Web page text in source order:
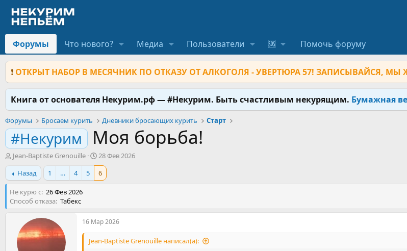
Форумы Что нового? Медиа Пользователи 🆘 Помочь форуму
❗ ОТКРЫТ НАБОР В МЕСЯЧНИК ПО ОТКАЗУ ОТ АЛКОГОЛЯ - УВЕРТЮРА 57! ЗАПИСЫВАЙСЯ, МЫ
Книга от основателя Некурим.рф — #Некурим. Быть счастливым некурящим. Бумажная
Форумы Бросаем курить Дневники бросающих курить Старт
#Некурим Моя борьба!
А
в
т
о
р
т
е
Jean-Baptiste Grenouille
Д
а
т
а
ч
а
а
28 Фев 2026
Назад
1 … 4 5 6
Не курю с 26 Фев 2026
Способ отказа Табекс
16 Мар 2026
Jean-Baptiste Grenouille написал(а):